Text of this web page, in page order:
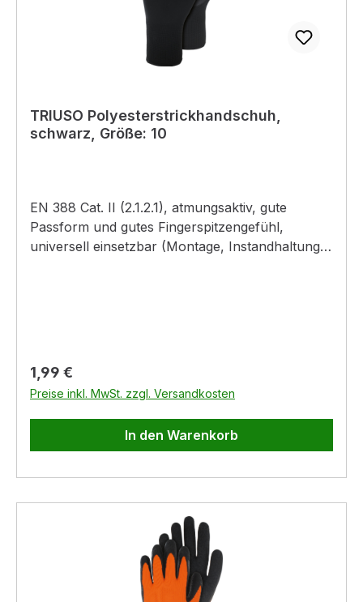
TRIUSO Polyesterstrickhandschuh,
schwarz, Größe: 10
EN 388 Cat. II (2.1.2.1), atmungsaktiv, gute
Passform und gutes Fingerspitzengefühl,
universell einsetzbar (Montage, Instandhaltung,
Regulärer Preis:
1,99 €
Preise inkl. MwSt. zzgl. Versandkosten
In den Warenkorb